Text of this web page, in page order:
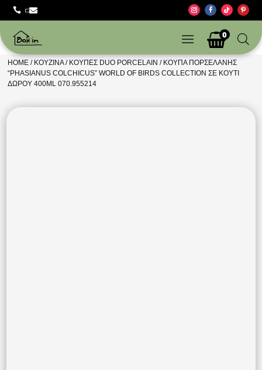
 
0
HOME / ΚΟΥΖΊΝΑ/ ΚΟΎΠΕΣ DUO PORCELAIN / ΚΟΎΠΑ ΠΟΡΣΕΛΆΝΗΣ
“PHASIANUS COLCHICUS” WORLD OF BIRDS COLLECTION ΣΕ ΚΟΥΤΊ
ΔΏΡΟΥ 400ML 070.955214